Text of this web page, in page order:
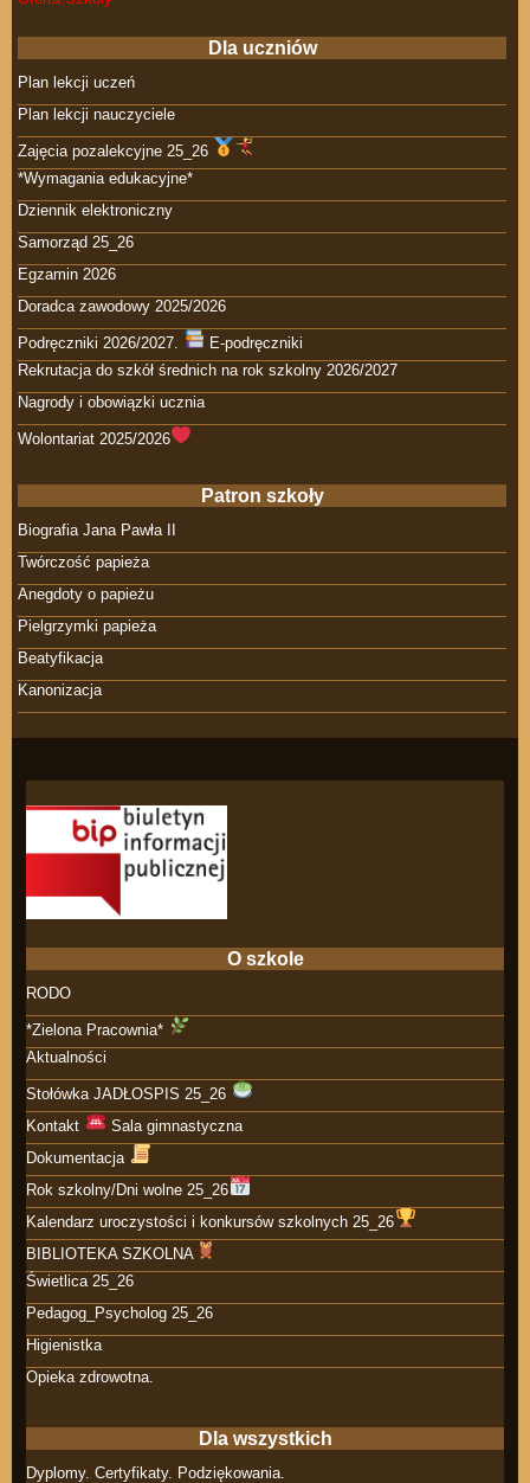
Dla uczniów
Plan lekcji uczeń
Plan lekcji nauczyciele
Zajęcia pozalekcyjne 25_26
*Wymagania edukacyjne*
Dziennik elektroniczny
Samorząd 25_26
Egzamin 2026
Doradca zawodowy 2025/2026
Podręczniki 2026/2027.
E-podręczniki
Rekrutacja do szkół średnich na rok szkolny 2026/2027
Nagrody i obowiązki ucznia
Wolontariat 2025/2026
Patron szkoły
Biografia Jana Pawła II
Twórczość papieża
Anegdoty o papieżu
Pielgrzymki papieża
Beatyfikacja
Kanonizacja
O szkole
RODO
*Zielona Pracownia*
Aktualności
Stołówka JADŁOSPIS 25_26
Kontakt
Sala gimnastyczna
Dokumentacja
Rok szkolny/Dni wolne 25_26
Kalendarz uroczystości i konkursów szkolnych 25_26
BIBLIOTEKA SZKOLNA
Świetlica 25_26
Pedagog_Psycholog 25_26
Higienistka
Opieka zdrowotna.
Dla wszystkich
Dyplomy. Certyfikaty. Podziękowania.